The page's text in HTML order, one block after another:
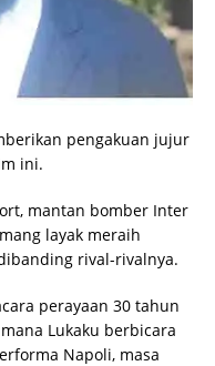
pengakuan jujur
ini.
mantan bomber Inter
layak meraih
rival-rivalnya.
perayaan 30 tahun
Lukaku berbicara
Napoli, masa